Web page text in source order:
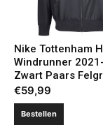
Nike Tottenham
Windrunner
Zwart Paars
€59,99
Bestellen